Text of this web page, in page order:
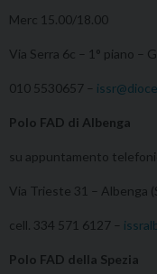
Merc 15.00/18.00
Via Serra 6c – 1° piano –
010 5530657 –
Polo FAD di Albenga
su appuntamento
Via Trieste 31 – Albenga
cell. 334 571 6127 –
Polo FAD della Spezia